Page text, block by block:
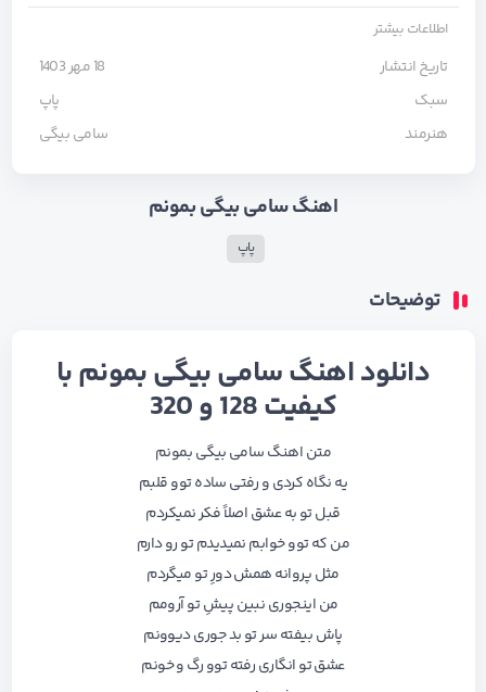
اطلاعات بیشتر
تاریخ انتشار
18 مهر 1403
سبک
پاپ
هنرمند
سامی بیگی
اهنگ سامی بیگی بمونم
پاپ
توضیحات
دانلود اهنگ سامی بیگی بمونم با
کیفیت 128 و 320
متن اهنگ سامی بیگی بمونم
یه نگاه کردی و رفتی ساده توو قلبم
قبل تو به عشق اصلاً فکر نمیکردم
من که توو خوابم نمیدیدم تو رو دارم
مثل پروانه همش دورِ تو میگردم
من اینجوری نبین پیشِ تو آرومم
پاش بیفته سر تو بد جوری دیوونم
عشق تو انگاری رفته توو رگ و خونم